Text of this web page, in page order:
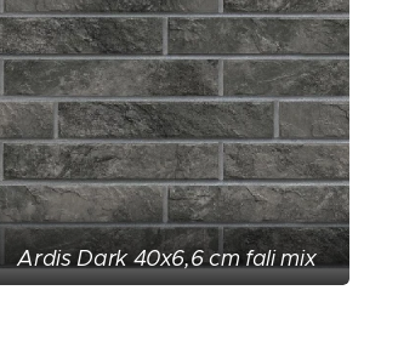
Ardis Dark 40x6,6 cm fali mix